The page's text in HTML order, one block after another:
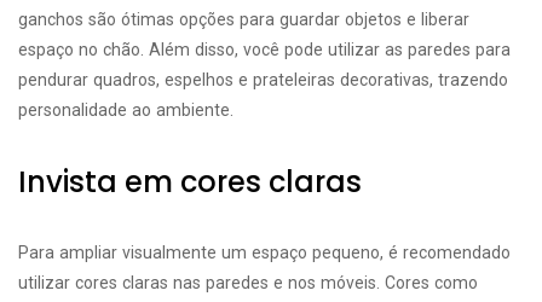
ganchos são ótimas opções para guardar objetos e liberar
espaço no chão. Além disso, você pode utilizar as paredes para
pendurar quadros, espelhos e prateleiras decorativas, trazendo
personalidade ao ambiente.
Invista em cores claras
Para ampliar visualmente um espaço pequeno, é recomendado
utilizar cores claras nas paredes e nos móveis. Cores como